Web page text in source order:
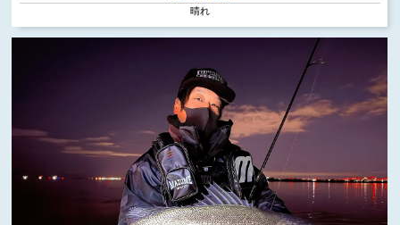
晴れ